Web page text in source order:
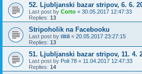
52. Ljubljanski bazar stripov, 6. 6.
Last post by Corto « 30.05.2017 12:47:33
Replies: 13
Stripoholik na Facebooku
Last post by tilitili « 20.05.2017 23:27:15
Replies: 13
51. Ljubljanski bazar stripov, 11. 4.
Last post by Poli 78 « 11.04.2017 12:47:33
Replies: 14